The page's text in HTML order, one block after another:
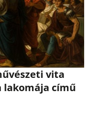
vita
lakomája című